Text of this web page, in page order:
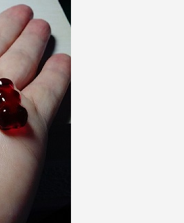
Ihr
Teilen Sie Ihre
10€